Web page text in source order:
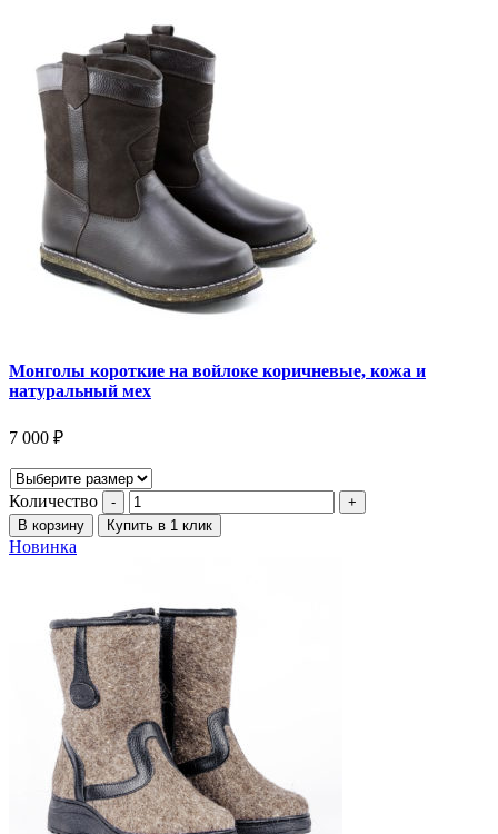
Монголы короткие на войлоке коричневые, кожа и
натуральный мех
7 000 ₽
Количество
В корзину Купить в 1 клик
Новинка